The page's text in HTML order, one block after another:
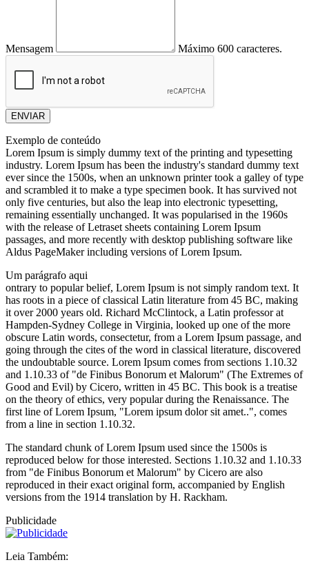
Mensagem Máximo 600 caracteres.
ENVIAR
Exemplo de conteúdo
Lorem Ipsum is simply dummy text of the printing and typesetting
industry. Lorem Ipsum has been the industry's standard dummy text
ever since the 1500s, when an unknown printer took a galley of type
and scrambled it to make a type specimen book. It has survived not
only five centuries, but also the leap into electronic typesetting,
remaining essentially unchanged. It was popularised in the 1960s
with the release of Letraset sheets containing Lorem Ipsum
passages, and more recently with desktop publishing software like
Aldus PageMaker including versions of Lorem Ipsum.
Um parágrafo aqui
ontrary to popular belief, Lorem Ipsum is not simply random text. It
has roots in a piece of classical Latin literature from 45 BC, making
it over 2000 years old. Richard McClintock, a Latin professor at
Hampden-Sydney College in Virginia, looked up one of the more
obscure Latin words, consectetur, from a Lorem Ipsum passage, and
going through the cites of the word in classical literature, discovered
the undoubtable source. Lorem Ipsum comes from sections 1.10.32
and 1.10.33 of "de Finibus Bonorum et Malorum" (The Extremes of
Good and Evil) by Cicero, written in 45 BC. This book is a treatise
on the theory of ethics, very popular during the Renaissance. The
first line of Lorem Ipsum, "Lorem ipsum dolor sit amet..", comes
from a line in section 1.10.32.
The standard chunk of Lorem Ipsum used since the 1500s is
reproduced below for those interested. Sections 1.10.32 and 1.10.33
from "de Finibus Bonorum et Malorum" by Cicero are also
reproduced in their exact original form, accompanied by English
versions from the 1914 translation by H. Rackham.
Publicidade
Leia Também: